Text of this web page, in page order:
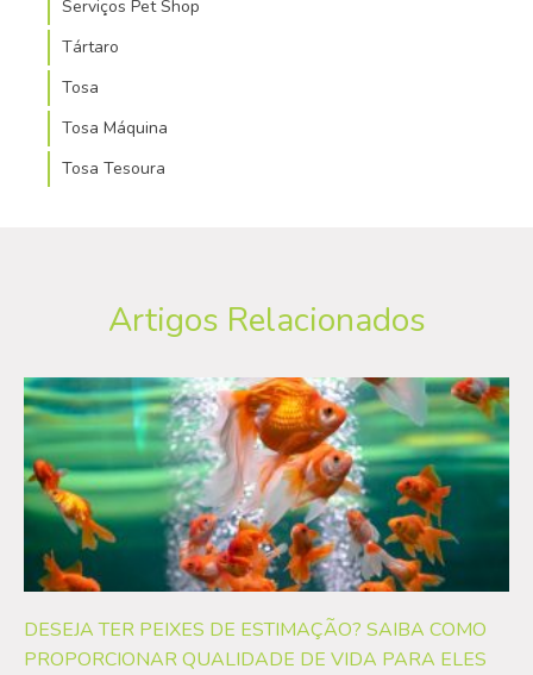
Serviços Pet Shop
Tártaro
Tosa
Tosa Máquina
Tosa Tesoura
Artigos Relacionados
DESEJA TER PEIXES DE ESTIMAÇÃO? SAIBA COMO
PROPORCIONAR QUALIDADE DE VIDA PARA ELES